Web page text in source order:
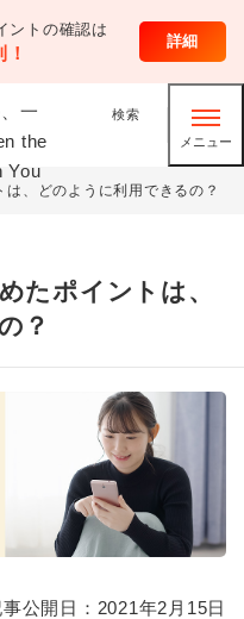
ントの確認は
詳細
検索
メニュー
、どのように利用できるの？
たポイントは、
？
公開日：2021年2月15日